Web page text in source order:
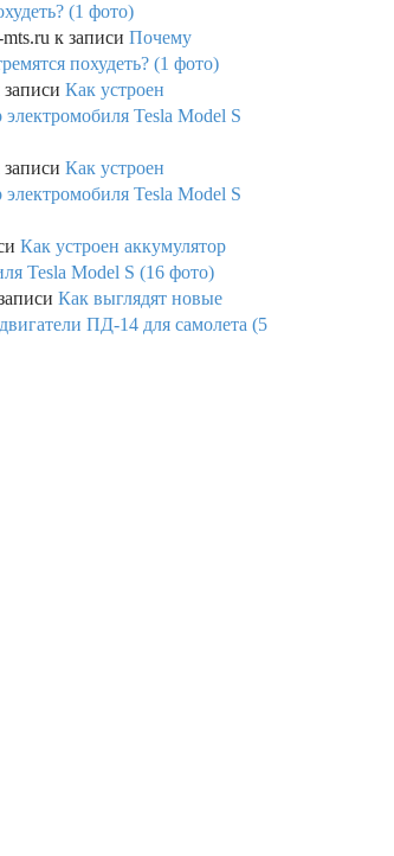
(1 фото)
к записи Почему
похудеть? (1 фото)
записи Как устроен
электромобиля Tesla Model S
записи Как устроен
электромобиля Tesla Model S
Как устроен аккумулятор
Tesla Model S (16 фото)
Как выглядят новые
ПД-14 для самолета (5